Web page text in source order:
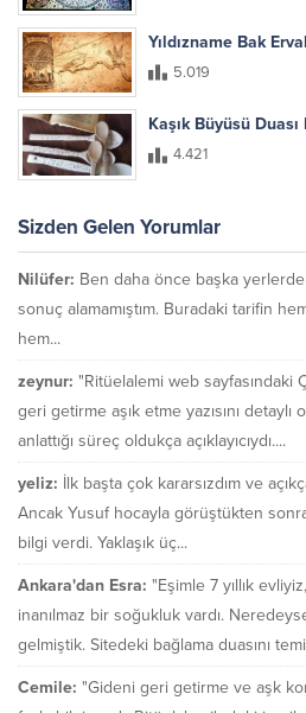
Yıldızname Bak
5.019
Kaşık Büyüsü Duası
4.421
Sizden Gelen Yorumlar
Nilüfer: Ben daha önce başka
sonuç alamamıştım. Buradaki tarifin
hem...
zeynur: "Ritüelalemi web sayfasındaki
geri getirme aşık etme yazısını detaylı
anlattığı süreç oldukça açıklayıcıydı....
yeliz: İlk başta çok kararsızdım ve
Ancak Yusuf hocayla görüştükten
bilgi verdi. Yaklaşık üç...
Ankara'dan Esra: "Eşimle 7 yıllık
inanılmaz bir soğukluk vardı.
gelmiştik. Sitedeki bağlama duasını
Cemile: "Gideni geri getirme ve aşk